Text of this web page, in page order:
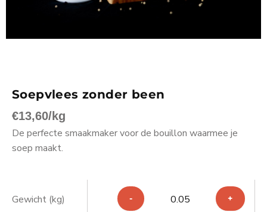
Soepvlees zonder been
€13,60/kg
De perfecte smaakmaker voor de bouillon waarmee je
soep maakt.
Gewicht (kg)
BEEN